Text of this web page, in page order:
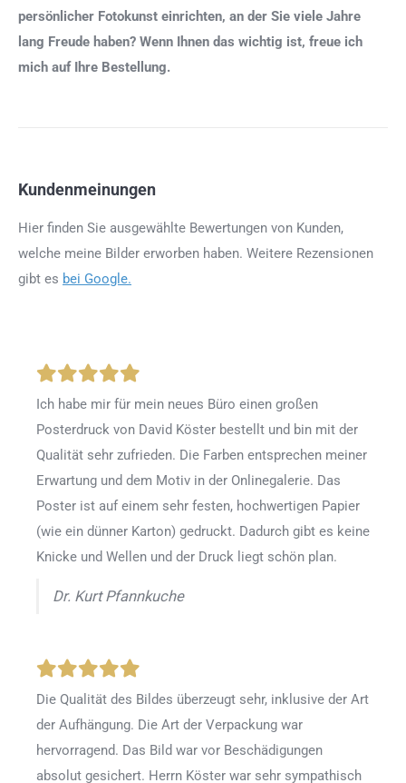
persönlicher Fotokunst einrichten, an der Sie viele Jahre
lang Freude haben? Wenn Ihnen das wichtig ist, freue ich
mich auf Ihre Bestellung.
Kundenmeinungen
Hier finden Sie ausgewählte Bewertungen von Kunden,
welche meine Bilder erworben haben. Weitere Rezensionen
gibt es bei Google.
Ich habe mir für mein neues Büro einen großen
Posterdruck von David Köster bestellt und bin mit der
Qualität sehr zufrieden. Die Farben entsprechen meiner
Erwartung und dem Motiv in der Onlinegalerie. Das
Poster ist auf einem sehr festen, hochwertigen Papier
(wie ein dünner Karton) gedruckt. Dadurch gibt es keine
Knicke und Wellen und der Druck liegt schön plan.
Dr. Kurt Pfannkuche
Die Qualität des Bildes überzeugt sehr, inklusive der Art
der Aufhängung. Die Art der Verpackung war
hervorragend. Das Bild war vor Beschädigungen
absolut gesichert. Herrn Köster war sehr sympathisch